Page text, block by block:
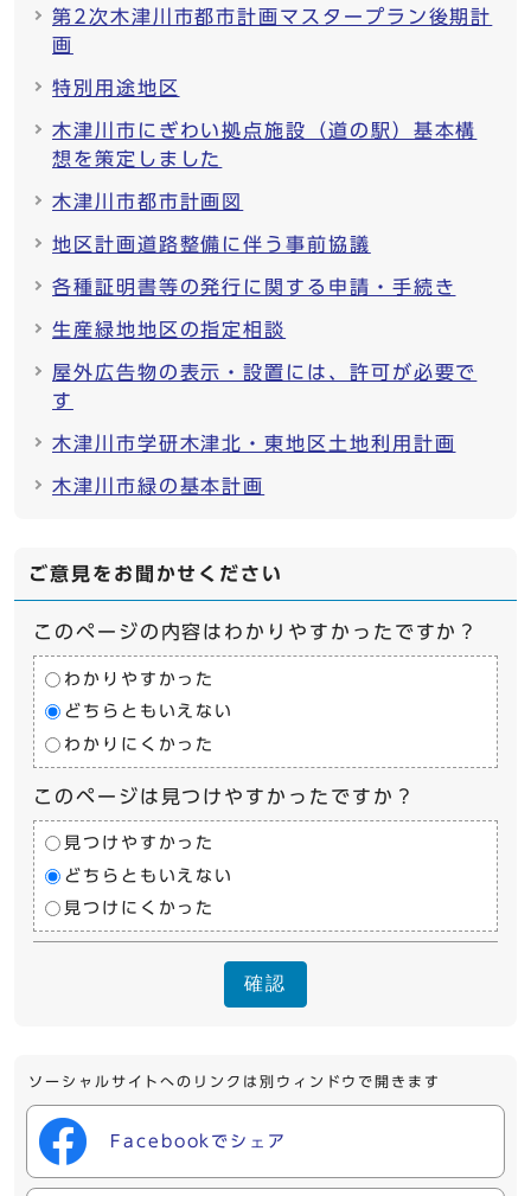
第2次木津川市都市計画マスタープラン後期計
画
特別用途地区
木津川市にぎわい拠点施設（道の駅）基本構
想を策定しました
木津川市都市計画図
地区計画道路整備に伴う事前協議
各種証明書等の発行に関する申請・手続き
生産緑地地区の指定相談
屋外広告物の表示・設置には、許可が必要で
す
木津川市学研木津北・東地区土地利用計画
木津川市緑の基本計画
ご意見をお聞かせください
このページの内容はわかりやすかったですか？
わかりやすかった
どちらともいえない
わかりにくかった
このページは見つけやすかったですか？
見つけやすかった
どちらともいえない
見つけにくかった
確認
ソーシャルサイトへのリンクは別ウィンドウで開きます
Facebookでシェア